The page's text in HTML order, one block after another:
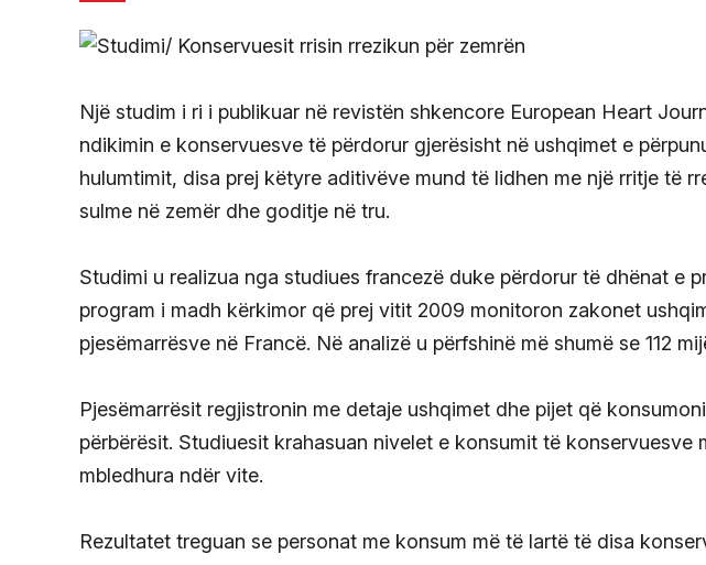
Një studim i ri i publikuar në revistën shkencore European Heart
ndikimin e konservuesve të përdorur gjerësisht në ushqimet e
hulumtimit, disa prej këtyre aditivëve mund të lidhen me një rritje të
sulme në zemër dhe goditje në tru.
Studimi u realizua nga studiues francezë duke përdorur të dhënat e
program i madh kërkimor që prej vitit 2009 monitoron zakonet
pjesëmarrësve në Francë. Në analizë u përfshinë më shumë se 112
Pjesëmarrësit regjistronin me detaje ushqimet dhe pijet që
përbërësit. Studiuesit krahasuan nivelet e konsumit të konservuesve
mbledhura ndër vite.
Rezultatet treguan se personat me konsum më të lartë të disa